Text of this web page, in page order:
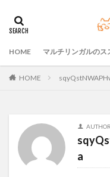
HOME マルチリンガルのス
HOME
AUTHOR
a
タグ
PC選択 ウィル
どれがいい
選ぶ
マルチリンガル
ブラインドタッチ